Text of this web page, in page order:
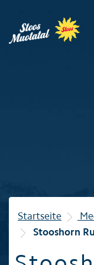
Winter
Familie
Startseite
Stooshorn